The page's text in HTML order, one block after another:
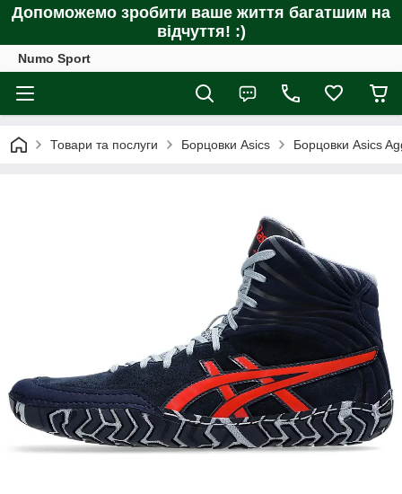
Допоможемо зробити ваше життя багатшим на
відчуття! :)
Numo Sport
Товари та послуги Борцовки Asics Борцовки Asics